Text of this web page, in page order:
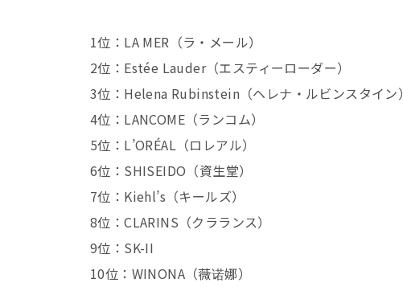
1位：LA MER（ラ・メール）
2位：Estée Lauder（エスティーローダー）
3位：Helena Rubinstein（ヘレナ・ルビンスタイン）
4位：LANCOME（ランコム）
5位：L’ORÉAL（ロレアル）
6位：SHISEIDO（資生堂）
7位：Kiehl’s（キールズ）
8位：CLARINS（クラランス）
9位：SK-II
10位：WINONA（薇诺娜）